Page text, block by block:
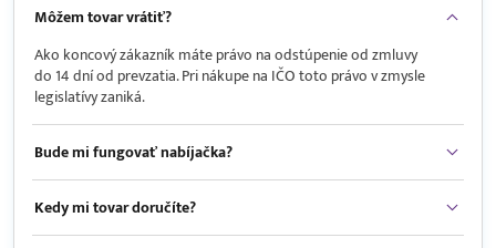
Môžem tovar vrátiť?
Ako koncový zákazník máte právo na odstúpenie od zmluvy
do 14 dní od prevzatia. Pri nákupe na IČO toto právo v zmysle
legislatívy zaniká.
Bude mi fungovať nabíjačka?
Kedy mi tovar doručíte?